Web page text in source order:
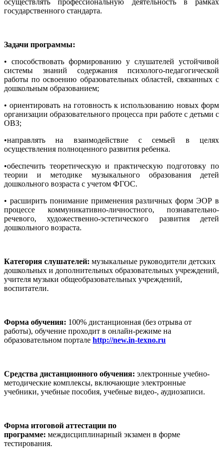
осуществлять профессиональную деятельность в рамках
государственного стандарта.
Задачи программы:
• способствовать формированию у слушателей устойчивой
системы знаний содержания психолого-педагогической
работы по освоению образовательных областей, связанных с
дошкольным образованием;
• ориентировать на готовность к использованию новых форм
организации образовательного процесса при работе с детьми с
ОВЗ;
•направлять на взаимодействие с семьей в целях
осуществления полноценного развития ребенка.
•обеспечить теоретическую и практическую подготовку по
теории и методике музыкального образования детей
дошкольного возраста с учетом ФГОС.
• расширить понимание применения различных форм ЭОР в
процессе коммуникативно-личностного, познавательно-
речевого, художественно-эстетического развития детей
дошкольного возраста.
Категория слушателей: музыкальные руководители детских
дошкольных и дополнительных образовательных учреждений,
учителя музыки общеобразовательных учреждений,
воспитатели.
Форма обучения: 100% дистанционная (без отрыва от
работы), обучение проходит в онлайн-режиме на
образовательном портале http://new.in-texno.ru
Средства дистанционного обучения: электронные учебно-
методические комплексы, включающие электронные
учебники, учебные пособия, учебные видео-, аудиозаписи.
Форма итоговой аттестации по
программе: междисциплинарный экзамен в форме
тестирования.